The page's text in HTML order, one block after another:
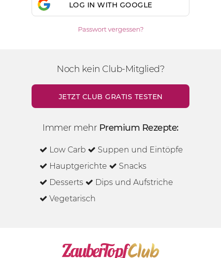
LOG IN WITH GOOGLE
Passwort vergessen?
Noch kein Club-Mitglied?
JETZT CLUB GRATIS TESTEN
Immer mehr Premium Rezepte:
Low Carb
Suppen und Eintöpfe
Hauptgerichte
Snacks
Desserts
Dips und Aufstriche
Vegetarisch